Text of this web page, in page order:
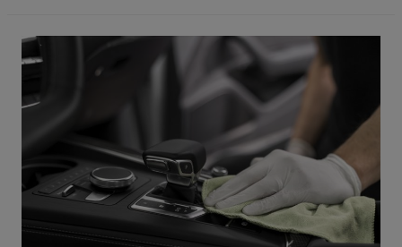
autódat
tavaszi
esőzésekre?